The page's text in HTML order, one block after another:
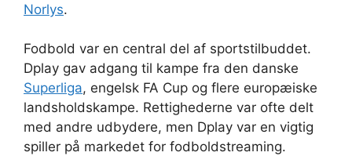
Norlys.
Fodbold var en central del af sportstilbuddet.
Dplay gav adgang til kampe fra den danske
Superliga, engelsk FA Cup og flere europæiske
landsholdskampe. Rettighederne var ofte delt
med andre udbydere, men Dplay var en vigtig
spiller på markedet for fodboldstreaming.